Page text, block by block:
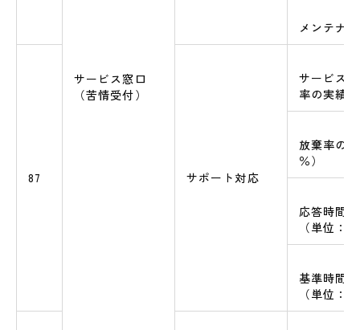
サービス窓口
（苦情受付）
メンテナ
87 サポート対応
サービス
率の実績
放棄率の
％）
応答時間
（単位：
基準時間
（単位：